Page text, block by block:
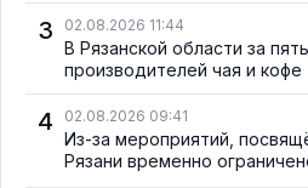
3 02.08.2026 11:44
В Рязанской области за
производителей чая и кофе
4 02.08.2026 09:41
Из-за мероприятий,
Рязани временно